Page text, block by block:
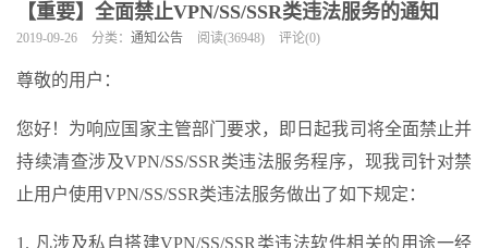
【重要】全面禁止VPN/SS/SSR类违法服务的通知
2019-09-26 分类： 通知公告 阅读(36948) 评论(0)
尊敬的用户：
您好！为响应国家主管部门要求，即日起我司将全面禁止并
持续清查涉及VPN/SS/SSR类违法服务程序，现我司针对禁
止用户使用VPN/SS/SSR类违法服务做出了如下规定：
1. 凡涉及私自搭建VPN/SS/SSR类违法软件相关的用途一经